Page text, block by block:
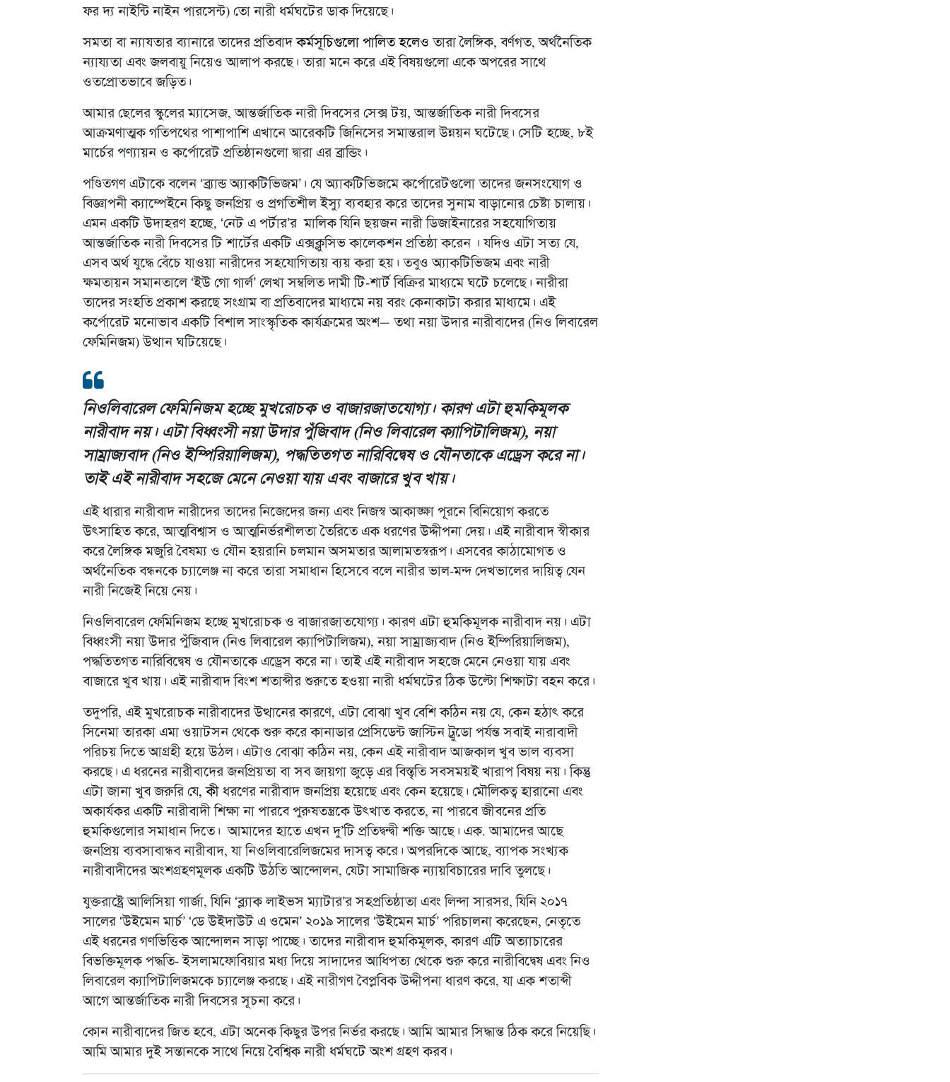
ফর দ্য নাইন্টি নাইন পারসেন্ট) তো নারী ধর্মঘটের ডাক দিয়েছে।
সমতা বা ন্যাযতার ব্যানারে তাদের প্রতিবাদকর্মসূচিগুলো পালিত হলেও তারা লৈঙ্গিক, বর্ণগত, অর্থনৈতিক
ন্যায্যতা এবং জলবায়ু নিয়েও আলাপ করছে। তারা মনে করে এই বিষয়গুলো একে অপরের সাথে
ওতপ্রোতভাবে জড়িত।
আমার ছেলের স্কুলের ম্যাসেজ, আন্তর্জাতিক নারী দিবসের সেক্স টয়, আন্তর্জাতিক নারী দিবসের
আক্রমণাত্মক গতিপথের পাশাপাশি এখানে আরেকটি জিনিসের সমান্তরাল উন্নয়ন ঘটেছে। সেটি হচ্ছে, ৮ই
মার্চের পণ্যায়ন ও কর্পোরেট প্রতিষ্ঠানগুলো দ্বারা এর ব্রান্ডিং।
পণ্ডিতগণ এটাকে বলেন ‘ব্র্যান্ড অ্যাকটিভিজম’। যে অ্যাকটিভিজমে কর্পোরেটগুলো তাদের জনসংযোগ ও
বিজ্ঞাপনী ক্যাম্পেইনে কিছু জনপ্রিয় ও প্রগতিশীল ইস্যু ব্যবহার করে তাদের সুনাম বাড়ানোর চেষ্টা চালায়।
এমন একটি উদাহরণ হচ্ছে, ‘নেট এ পর্টার’র মালিক যিনি ছয়জন নারী ডিজাইনারের সহযোগিতায়
আন্তর্জাতিক নারী দিবসের টি শার্টের একটি এক্সক্লুসিভ কালেকশন প্রতিষ্ঠা করেন । যদিও এটা সত্য যে,
এসব অর্থ যুদ্ধে বেঁচে যাওয়া নারীদের সহযোগিতায় ব্যয় করা হয়। তবুও অ্যাকটিভিজম এবং নারী
ক্ষমতায়ন সমানতালে ‘ইউ গো গার্ল’ লেখা সম্বলিত দামী টি-শার্ট বিক্রির মাধ্যমে ঘটে চলেছে। নারীরা
তাদের সংহতি প্রকাশ করছে সংগ্রাম বা প্রতিবাদের মাধ্যমে নয় বরং কেনাকাটা করার মাধ্যমে। এই
কর্পোরেট মনোভাব একটি বিশাল সাংস্কৃতিক কার্যক্রমের অংশ— তথা নয়া উদার নারীবাদের (নিও লিবারেল
ফেমিনিজম) উত্থান ঘটিয়েছে।
নিওলিবারেল ফেমিনিজম হচ্ছে মুখরোচক ও বাজারজাতযোগ্য। কারণ এটা হুমকিমূলক
নারীবাদ নয়। এটা বিধ্বংসী নয়া উদার পুঁজিবাদ (নিও লিবারেল ক্যাপিটালিজম), নয়া
সাম্রাজ্যবাদ (নিও ইম্পিরিয়ালিজম), পদ্ধতিতগত নারিবিদ্বেষ ও যৌনতাকে এড্রেস করে না।
তাই এই নারীবাদ সহজে মেনে নেওয়া যায় এবং বাজারে খুব খায়।
এই ধারার নারীবাদ নারীদের তাদের নিজেদের জন্য এবং নিজস্ব আকাঙ্ক্ষা পূরনে বিনিয়োগ করতে
উৎসাহিত করে, আত্মবিশ্বাস ও আত্মনির্ভরশীলতা তৈরিতে এক ধরণের উদ্দীপনা দেয়। এই নারীবাদ স্বীকার
করে লৈঙ্গিক মজুরি বৈষম্য ও যৌন হয়রানি চলমান অসমতার আলামতস্বরূপ। এসবের কাঠামোগত ও
অর্থনৈতিক বন্ধনকে চ্যালেঞ্জ না করে তারা সমাধান হিসেবে বলে নারীর ভাল-মন্দ দেখভালের দায়িত্ব যেন
নারী নিজেই নিয়ে নেয়।
নিওলিবারেল ফেমিনিজম হচ্ছে মুখরোচক ও বাজারজাতযোগ্য। কারণ এটা হুমকিমূলক নারীবাদ নয়। এটা
বিধ্বংসী নয়া উদার পুঁজিবাদ (নিও লিবারেল ক্যাপিটালিজম), নয়া সাম্রাজ্যবাদ (নিও ইম্পিরিয়ালিজম),
পদ্ধতিতগত নারিবিদ্বেষ ও যৌনতাকে এড্রেস করে না। তাই এই নারীবাদ সহজে মেনে নেওয়া যায় এবং
বাজারে খুব খায়। এই নারীবাদ বিংশ শতাব্দীর শুরুতে হওয়া নারী ধর্মঘটের ঠিক উল্টো শিক্ষাটা বহন করে।
তদুপরি, এই মুখরোচক নারীবাদের উত্থানের কারণে, এটা বোঝা খুব বেশি কঠিন নয় যে, কেন হঠাৎ করে
সিনেমা তারকা এমা ওয়াটসন থেকে শুরু করে কানাডার প্রেসিডেন্ট জাস্টিন ট্রুডো পর্যন্ত সবাই নারাবাদী
পরিচয় দিতে আগ্রহী হয়ে উঠল। এটাও বোঝা কঠিন নয়, কেন এই নারীবাদ আজকাল খুব ভাল ব্যবসা
করছে। এ ধরনের নারীবাদের জনপ্রিয়তা বা সব জায়গা জুড়ে এর বিস্তৃতি সবসময়ই খারাপ বিষয় নয়। কিন্তু
এটা জানা খুব জরুরি যে, কী ধরণের নারীবাদ জনপ্রিয় হয়েছে এবং কেন হয়েছে। মৌলিকত্ব হারানো এবং
অকার্যকর একটি নারীবাদী শিক্ষা না পারবে পুরুষতন্ত্রকে উৎখাত করতে, না পারবে জীবনের প্রতি
হুমকিগুলোর সমাধান দিতে। আমাদের হাতে এখন দু’টি প্রতিদ্বন্দ্বী শক্তি আছে। এক. আমাদের আছে
জনপ্রিয় ব্যবসাবান্ধব নারীবাদ, যা নিওলিবারেলিজমের দাসত্ব করে। অপরদিকে আছে, ব্যাপক সংখ্যক
নারীবাদীদের অংশগ্রহণমূলক একটি উঠতি আন্দোলন, যেটা সামাজিক ন্যায়বিচারের দাবি তুলছে।
যুক্তরাষ্ট্রে আলিসিয়া গার্জা, যিনি ‘ব্ল্যাক লাইভস ম্যাটার’র সহপ্রতিষ্ঠাতা এবং লিন্দা সারসর, যিনি ২০১৭
সালের ‘উইমেন মার্চ’ ‘ডে উইদাউট এ ওমেন’ ২০১৯ সালের ‘উইমেন মার্চ’ পরিচালনা করেছেন, নেতৃতে
এই ধরনের গণভিত্তিক আন্দোলন সাড়া পাচ্ছে। তাদের নারীবাদ হুমকিমূলক, কারণ এটি অত্যাচারের
বিভক্তিমূলক পদ্ধতি- ইসলামফোবিয়ার মধ্য দিয়ে সাদাদের আধিপত্য থেকে শুরু করে নারীবিদ্বেষ এবং নিও
লিবারেল ক্যাপিটালিজমকে চ্যালেঞ্জ করছে। এই নারীগণ বৈপ্লবিক উদ্দীপনা ধারণ করে, যা এক শতাব্দী
আগে আন্তর্জাতিক নারী দিবসের সূচনা করে।
কোন নারীবাদের জিত হবে, এটা অনেক কিছুর উপর নির্ভর করছে। আমি আমার সিদ্ধান্ত ঠিক করে নিয়েছি।
আমি আমার দুই সন্তানকে সাথে নিয়ে বৈশ্বিক নারী ধর্মঘটে অংশ গ্রহণ করব।